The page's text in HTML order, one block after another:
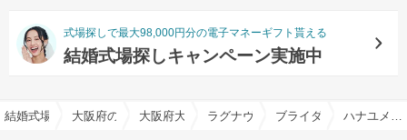
式場探しで最大98,000円分の電子マネーギフト貰える
結婚式場探しキャンペーン実施中
結婚式場を探すならハナユメ
大阪府の結婚式場一覧大阪府大阪市の結婚式場一覧
ラグナヴェール大阪（LAGUNAVEIL
ブライダルフェア一覧ハナユメ限定【全組に2万ギフト付き×145万優待】森と水の邸宅×厳選牛試食